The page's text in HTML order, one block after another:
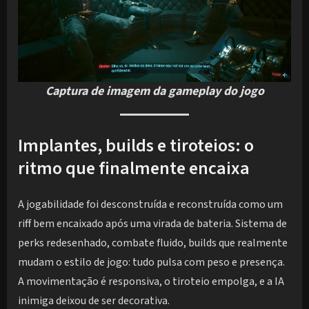
Captura de imagem da gameplay do jogo
Implantes, builds e tiroteios: o
ritmo que finalmente encaixa
A jogabilidade foi desconstruída e reconstruída como um
riff bem encaixado após uma virada de bateria. Sistema de
perks redesenhado, combate fluido, builds que realmente
mudam o estilo de jogo: tudo pulsa com peso e presença.
A movimentação é responsiva, o tiroteio empolga, e a IA
inimiga deixou de ser decorativa.